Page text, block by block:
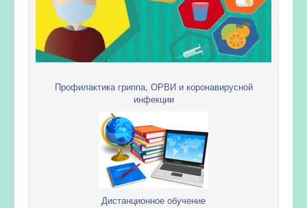
Профилактика гриппа, ОРВИ и коронавирусной
инфекции
Дистанционное обучение